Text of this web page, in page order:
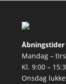
Åbningstider
Mandag –
Kl. 9:00 –
Onsdag